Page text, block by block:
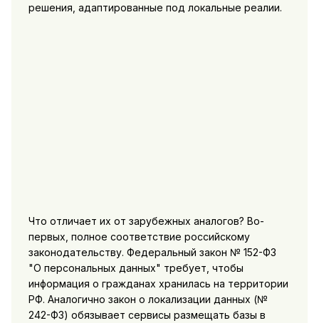
решения, адаптированные под локальные реалии.
Что отличает их от зарубежных аналогов? Во-
первых, полное соответствие российскому
законодательству. Федеральный закон № 152-ФЗ
"О персональных данных" требует, чтобы
информация о гражданах хранилась на территории
РФ. Аналогично закон о локализации данных (№
242-ФЗ) обязывает сервисы размещать базы в